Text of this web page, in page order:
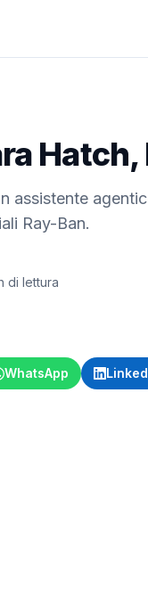
assistente
Ray-Ban.
di lettura
WhatsApp